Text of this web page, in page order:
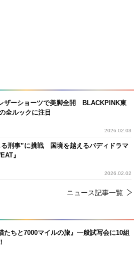
ザーショーツで美脚全開 BLACKPINK東
全ルックに注目
2026.02.03
る刑事”に挑戦 国境を越えるバディドラマ
』
2026.02.02
ニュース記事一覧
たちと7000マイルの旅』一般試写会に10組